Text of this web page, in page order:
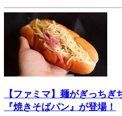
【ファミマ】麺がぎっちぎ
『焼きそばパン』が登場！